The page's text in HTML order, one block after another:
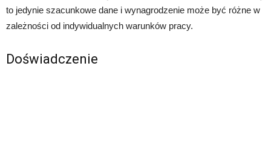
to jedynie szacunkowe dane i wynagrodzenie może być różne w
zależności od indywidualnych warunków pracy.
Doświadczenie